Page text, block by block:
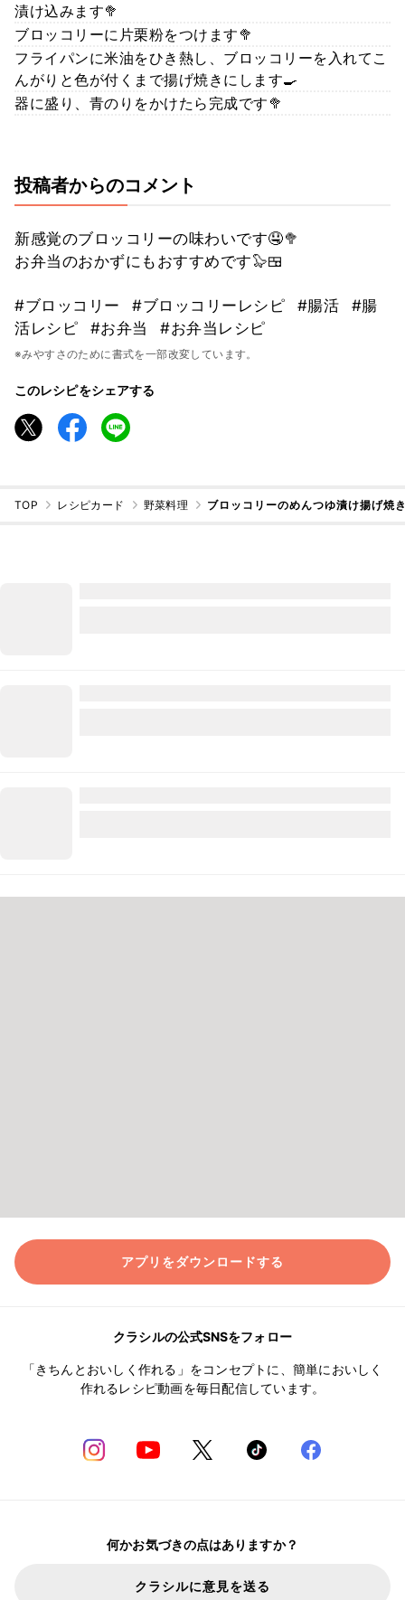
漬け込みます🥦
ブロッコリーに片栗粉をつけます🥦
フライパンに米油をひき熱し、ブロッコリーを入れてこ
んがりと色が付くまで揚げ焼きにします🍳
器に盛り、青のりをかけたら完成です🥦
投稿者からのコメント
新感覚のブロッコリーの味わいです🤤🥦
お弁当のおかずにもおすすめです🦭🍱
#ブロッコリー #ブロッコリーレシピ #腸活
#腸
活レシピ
#お弁当 #お弁当レシピ
※みやすさのために書式を一部改変しています。
このレシピをシェアする
TOP レシピカード 野菜料理 ブロッコリーのめんつゆ漬け揚げ焼
アプリをダウンロードする
クラシルの公式SNSをフォロー
「きちんとおいしく作れる」をコンセプトに、簡単においしく
作れるレシピ動画を毎日配信しています。
何かお気づきの点はありますか？
クラシルに意見を送る